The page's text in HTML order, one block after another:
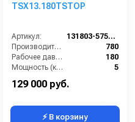
TSX13.180TSTOP
Артикул:
131803-575TSX(VER.351)
Производительность (л/ч):
780
Рабочее давление (бар):
180
Мощность (кВт):
5
129 000 руб.
⚡ В корзину